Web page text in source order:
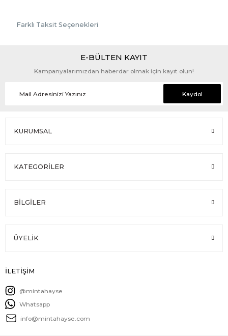
Farklı Taksit Seçenekleri
E-BÜLTEN KAYIT
Kampanyalarımızdan haberdar olmak için kayıt olun!
Kaydol
KURUMSAL
KATEGORİLER
BİLGİLER
ÜYELİK
İLETİŞİM
@mintahayse
Whatsapp
info@mintahayse.com